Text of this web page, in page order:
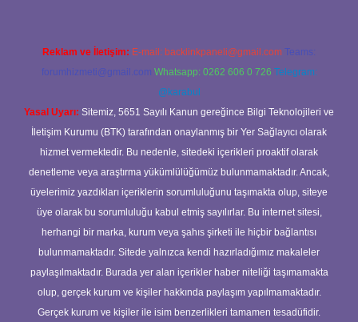
Reklam ve İletişim: E-mail: backlinkpaneli@gmail.com Teams:
forumhizmeti@gmail.com Whatsapp: 0262 606 0 726 Telegram:
@karabul
Yasal Uyarı: Sitemiz, 5651 Sayılı Kanun gereğince Bilgi Teknolojileri ve
İletişim Kurumu (BTK) tarafından onaylanmış bir Yer Sağlayıcı olarak
hizmet vermektedir. Bu nedenle, sitedeki içerikleri proaktif olarak
denetleme veya araştırma yükümlülüğümüz bulunmamaktadır. Ancak,
üyelerimiz yazdıkları içeriklerin sorumluluğunu taşımakta olup, siteye
üye olarak bu sorumluluğu kabul etmiş sayılırlar. Bu internet sitesi,
herhangi bir marka, kurum veya şahıs şirketi ile hiçbir bağlantısı
bulunmamaktadır. Sitede yalnızca kendi hazırladığımız makaleler
paylaşılmaktadır. Burada yer alan içerikler haber niteliği taşımamakta
olup, gerçek kurum ve kişiler hakkında paylaşım yapılmamaktadır.
Gerçek kurum ve kişiler ile isim benzerlikleri tamamen tesadüfidir.